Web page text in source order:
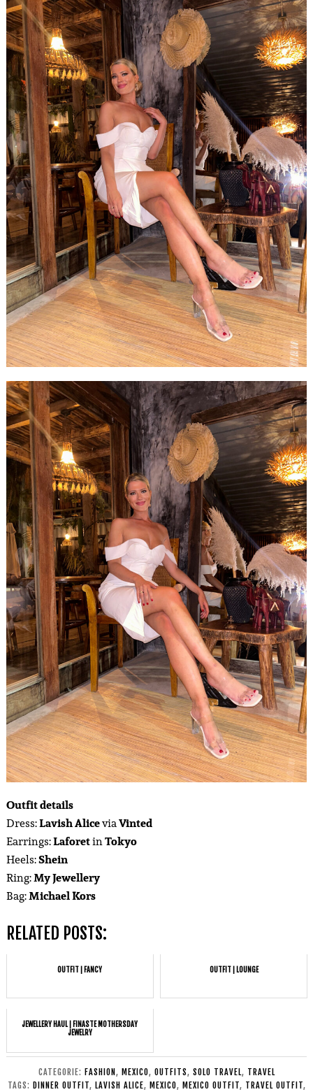
Outfit details
Dress:Lavish AliceviaVinted
Earrings:LaforetinTokyo
Heels:Shein
Ring:My Jewellery
Bag:Michael Kors
RELATED POSTS:
OUTFIT | FANCY OUTFIT | LOUNGE
JEWELLERY HAUL | FINASTE MOTHERSDAY
JEWELRY
CATEGORIE: FASHION, MEXICO, OUTFITS, SOLO TRAVEL, TRAVEL
TAGS: DINNER OUTFIT, LAVISH ALICE, MEXICO, MEXICO OUTFIT, TRAVEL OUTFIT,